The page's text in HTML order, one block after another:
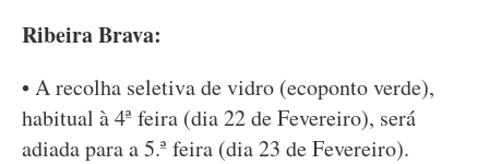
Ribeira Brava:
• A recolha seletiva de vidro (ecoponto verde),
habitual à 4ª feira (dia 22 de Fevereiro), será
adiada para a 5.ª feira (dia 23 de Fevereiro).